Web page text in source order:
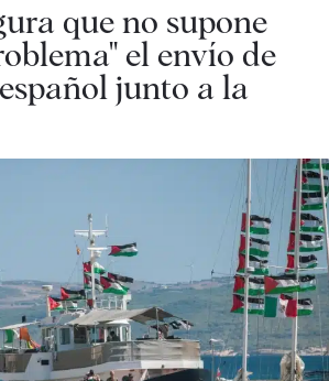
que no supone
el envío de
junto a la